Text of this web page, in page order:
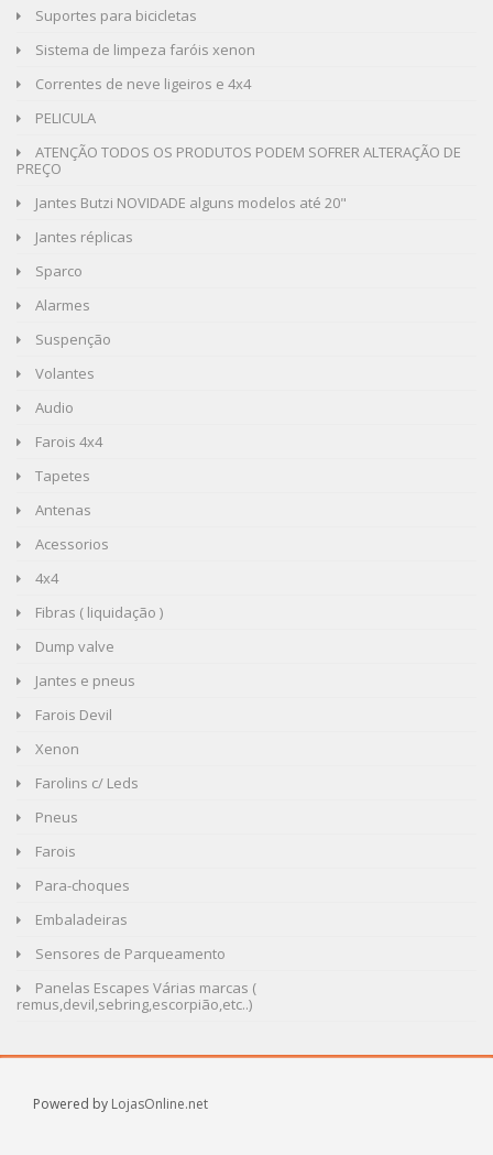
Suportes para bicicletas
Sistema de limpeza faróis xenon
Correntes de neve ligeiros e 4x4
PELICULA
ATENÇÃO TODOS OS PRODUTOS PODEM SOFRER ALTERAÇÃO DE
PREÇO
Jantes Butzi NOVIDADE alguns modelos até 20"
Jantes réplicas
Sparco
Alarmes
Suspenção
Volantes
Audio
Farois 4x4
Tapetes
Antenas
Acessorios
4x4
Fibras ( liquidação )
Dump valve
Jantes e pneus
Farois Devil
Xenon
Farolins c/ Leds
Pneus
Farois
Para-choques
Embaladeiras
Sensores de Parqueamento
Panelas Escapes Várias marcas (
remus,devil,sebring,escorpião,etc..)
Powered by LojasOnline.net